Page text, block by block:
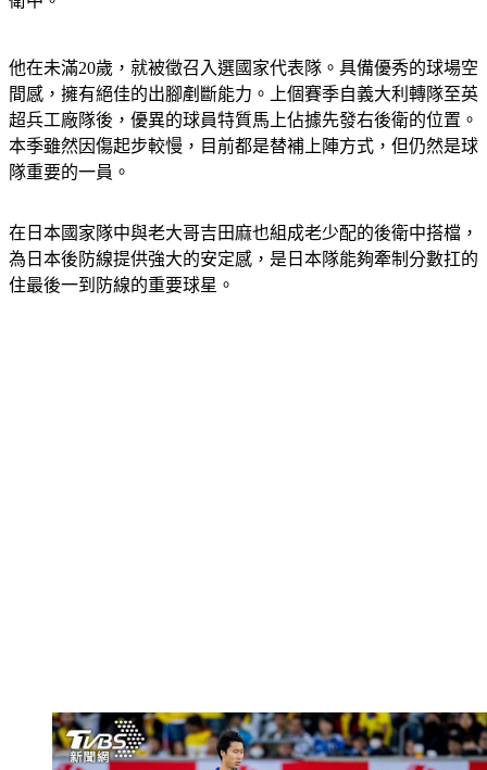
他在未滿20歲，就被徵召入選國家代表隊。具備優秀的球場空
間感，擁有絕佳的出腳剷斷能力。上個賽季自義大利轉隊至英
超兵工廠隊後，優異的球員特質馬上佔據先發右後衛的位置。
本季雖然因傷起步較慢，目前都是替補上陣方式，但仍然是球
隊重要的一員。
在日本國家隊中與老大哥吉田麻也組成老少配的後衛中搭檔，
為日本後防線提供強大的安定感，是日本隊能夠牽制分數扛的
住最後一到防線的重要球星。